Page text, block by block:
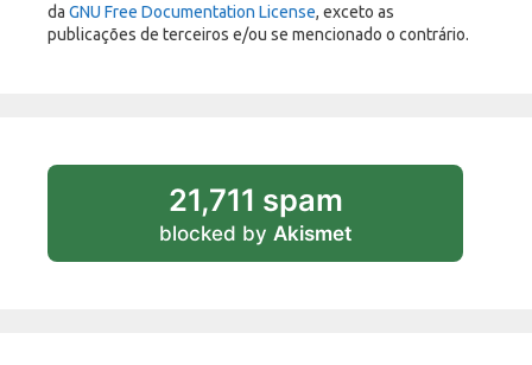
da GNU Free Documentation License, exceto as
publicações de terceiros e/ou se mencionado o contrário.
21,711 spam
blocked by Akismet